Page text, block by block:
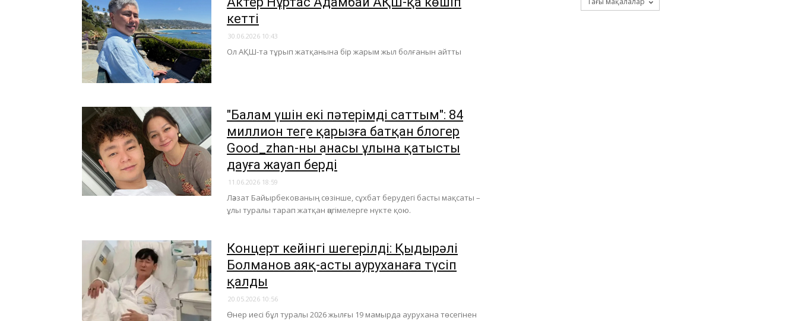
кетті
30.06.2026 10:43
​Ол АҚШ-та тұрып жатқанына бір жарым жыл болғанын айтты
"Балам үшін екі пәтерімді саттым": 84
миллион теңге қарызға батқан блогер
Good_zhan-ның анасы ұлына қатысты
дауға жауап берді
11.06.2026 18:59
Ләззат Байырбекованың сөзінше, сұхбат берудегі басты мақсаты –
ұлы туралы тарап жатқан әңгімелерге нүкте қою.
Концерт кейінгі шегерілді: Қыдырәлі
Болманов аяқ-асты ауруханаға түсіп
қалды
20.05.2026 10:56
Өнер иесі бұл туралы 2026 жылғы 19 мамырда аурухана төсегінен